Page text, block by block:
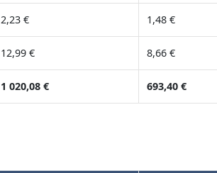
2,23 € 1,48 €
12,99 € 8,66 €
1 020,08 € 693,40 €